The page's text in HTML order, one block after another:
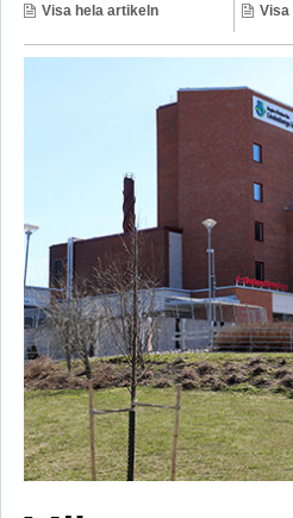
Visa hela artikeln Visa